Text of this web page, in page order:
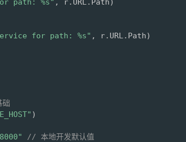
for path: %s" , r. URL . Path)
础
)
// 本地开发默认值